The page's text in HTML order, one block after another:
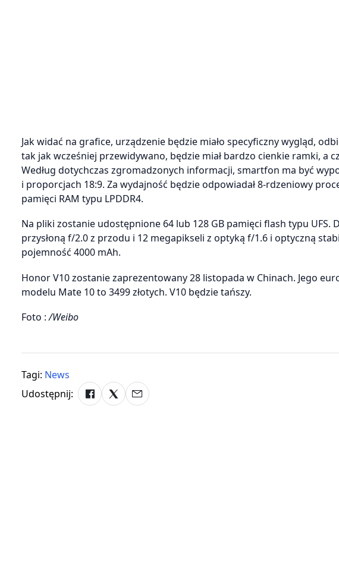
Jak widać na grafice, urządzenie będzie miało specyficzny wygląd,
tak jak wcześniej przewidywano, będzie miał bardzo cienkie ramki, a
Według dotychczas zgromadzonych informacji, smartfon ma być
i proporcjach 18:9. Za wydajność będzie odpowiadał 8-rdzeniowy
pamięci RAM typu LPDDR4.
Na pliki zostanie udostępnione 64 lub 128 GB pamięci flash typu UFS.
przysłoną f/2.0 z przodu i 12 megapikseli z optyką f/1.6 i optyczną
pojemność 4000 mAh.
Honor V10 zostanie zaprezentowany 28 listopada w Chinach. Jego
modelu Mate 10 to 3499 złotych. V10 będzie tańszy.
Foto :/Weibo
Tagi: News
Udostępnij: